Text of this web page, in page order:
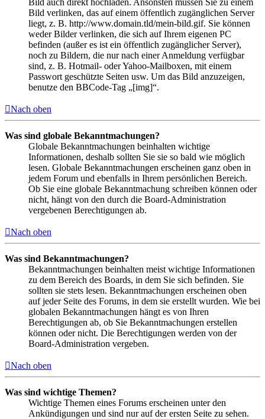
Bild verlinken, das auf einem öffentlich zugänglichen Server
liegt, z. B. http://www.domain.tld/mein-bild.gif. Sie können
weder Bilder verlinken, die sich auf Ihrem eigenen PC
befinden (außer es ist ein öffentlich zugänglicher Server),
noch zu Bildern, die nur nach einer Anmeldung verfügbar
sind, z. B. Hotmail- oder Yahoo-Mailboxen, mit einem
Passwort geschützte Seiten usw. Um das Bild anzuzeigen,
benutze den BBCode-Tag „[img]“.
Nach oben
Was sind globale Bekanntmachungen?
Globale Bekanntmachungen beinhalten wichtige
Informationen, deshalb sollten Sie sie so bald wie möglich
lesen. Globale Bekanntmachungen erscheinen ganz oben in
jedem Forum und ebenfalls in Ihrem persönlichen Bereich.
Ob Sie eine globale Bekanntmachung schreiben können oder
nicht, hängt von den durch die Board-Administration
vergebenen Berechtigungen ab.
Nach oben
Was sind Bekanntmachungen?
Bekanntmachungen beinhalten meist wichtige Informationen
zu dem Bereich des Boards, in dem Sie sich befinden. Sie
sollten sie stets lesen. Bekanntmachungen erscheinen oben
auf jeder Seite des Forums, in dem sie erstellt wurden. Wie bei
globalen Bekanntmachungen hängt es von Ihren
Berechtigungen ab, ob Sie Bekanntmachungen erstellen
können oder nicht. Die Berechtigungen werden von der
Board-Administration vergeben.
Nach oben
Was sind wichtige Themen?
Wichtige Themen eines Forums erscheinen unter den
Ankündigungen und sind nur auf der ersten Seite zu sehen.